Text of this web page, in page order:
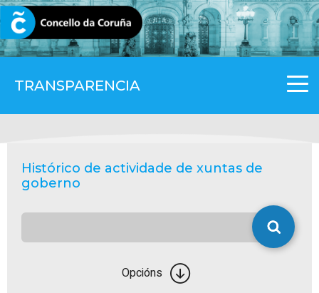
TRANSPARENCIA
CORUNA.GAL
Histórico de actividade de xuntas de
goberno
Opcións